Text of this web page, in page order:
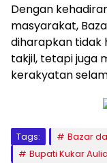
Dengan
masyarakat,
diharapkan tidak
takjil, tetapi juga
kerakyatan
Tags:
Bazar
Bupati Kukar